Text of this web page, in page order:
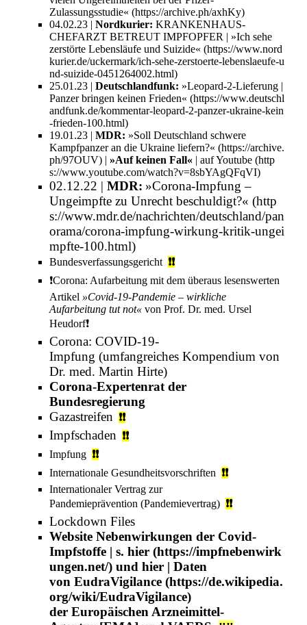
Zulassungsstudie«
04.02.23 | Nordkurier: KRANKENHAUS-
CHEFARZT BETREUT IMPFOPFER | »Ich sehe
zerstörte Lebensläufe und Suizide«
25.01.23 | Deutschlandfunk: »Leopard-2-Lieferung |
Panzer bringen keinen Frieden«
19.01.23 | MDR: »Soll Deutschland schwere
Kampfpanzer an die Ukraine liefern?«
| »Auf keinen Fall« | aufYoutube
02.12.22 | MDR: »Corona-Impfung –
Ungeimpfte zu Unrecht beschuldigt?«
Bundesverfassungsgericht ❗❗
❗️Corona: Aufarbeitung mit dem überaus lesenswerten
Artikel »Covid-19-Pandemie – wirkliche
Aufarbeitung tut not« von Prof. Dr. med. Ursel
Heudorf❗️
Corona: COVID-19-
Impfung (umfangreiches Kompendium von
Dr. med. Martin Hirte)
Corona-Expertenrat der
Bundesregierung
Gazastreifen ❗❗
Impfschaden ❗❗
Impfung ❗❗
Internationale Gesundheitsvorschriften ❗❗
Internationaler Vertrag zur
Pandemieprävention (Pandemievertrag) ❗❗
Lockdown Files
Website Nebenwirkungen der Covid-
Impfstoffe | s. hier
und hier | Daten
von EudraVigilance
der Europäischen Arzneimittel-